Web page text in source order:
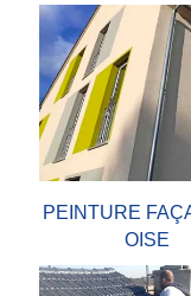
PEINTURE
OISE